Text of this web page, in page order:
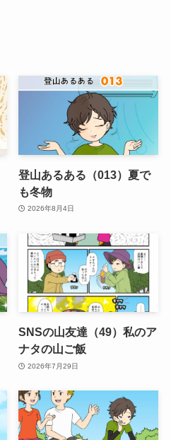
登山あるある（013）夏で
も冬物
2026年8月4日
SNSの山友達（49）私のア
ナタの山ご飯
2026年7月29日